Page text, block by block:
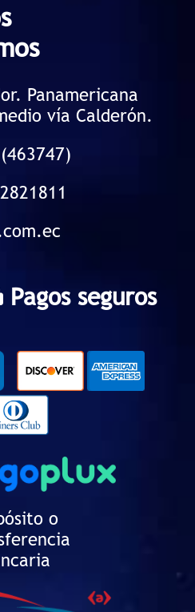
Panamericana
vía Calderón.
Pagos seguros
o